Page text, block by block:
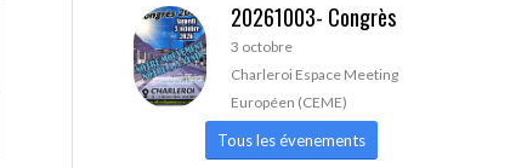
20261003- Congrès
3 octobre
Charleroi Espace Meeting
Européen (CEME)
Tous les évenements